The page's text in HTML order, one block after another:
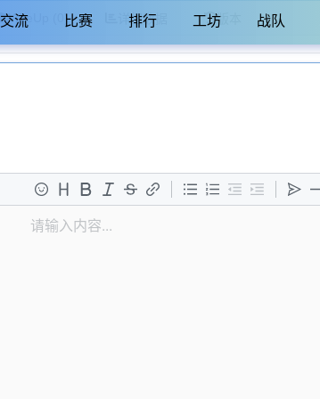
交流 比赛 排行 工坊 战队
WriteUp (0) 详细数据
版本